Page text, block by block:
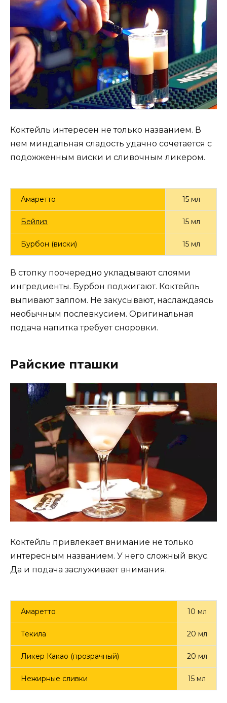
Коктейль интересен не только названием. В
нем миндальная сладость удачно сочетается с
подожженным виски и сливочным ликером.
Амаретто 15 мл
Бейлиз 15 мл
Бурбон (виски) 15 мл
В стопку поочередно укладывают слоями
ингредиенты. Бурбон поджигают. Коктейль
выпивают залпом. Не закусывают, наслаждаясь
необычным послевкусием. Оригинальная
подача напитка требует сноровки.
Райские пташки
Коктейль привлекает внимание не только
интересным названием. У него сложный вкус.
Да и подача заслуживает внимания.
Амаретто 10 мл
Текила 20 мл
Ликер Какао (прозрачный) 20 мл
Нежирные сливки 15 мл